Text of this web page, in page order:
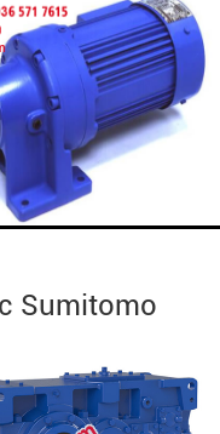
Sumitomo